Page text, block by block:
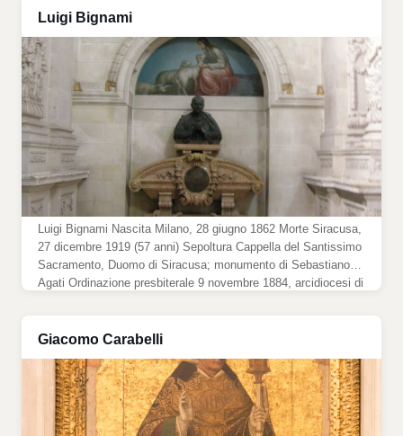
Luigi Bignami
Luigi Bignami Nascita Milano, 28 giugno 1862 Morte Siracusa,
27 dicembre 1919 (57 anni) Sepoltura Cappella del Santissimo
Sacramento, Duomo di Siracusa; monumento di Sebastiano
Agati Ordinazione presbiterale 9 novembre 1884, arcidiocesi di
Giovanni Mauri Cattedra Arcivescovo metropolita […]
Giacomo Carabelli